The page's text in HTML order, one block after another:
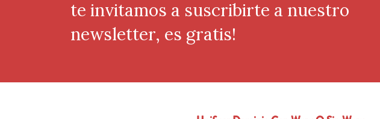
te invitamos a suscribirte a nuestro
newsletter, es gratis!